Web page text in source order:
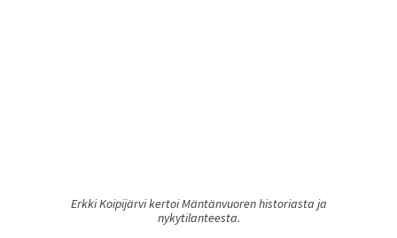
Erkki Koipijärvi kertoi Mäntänvuoren historiasta ja
nykytilanteesta.